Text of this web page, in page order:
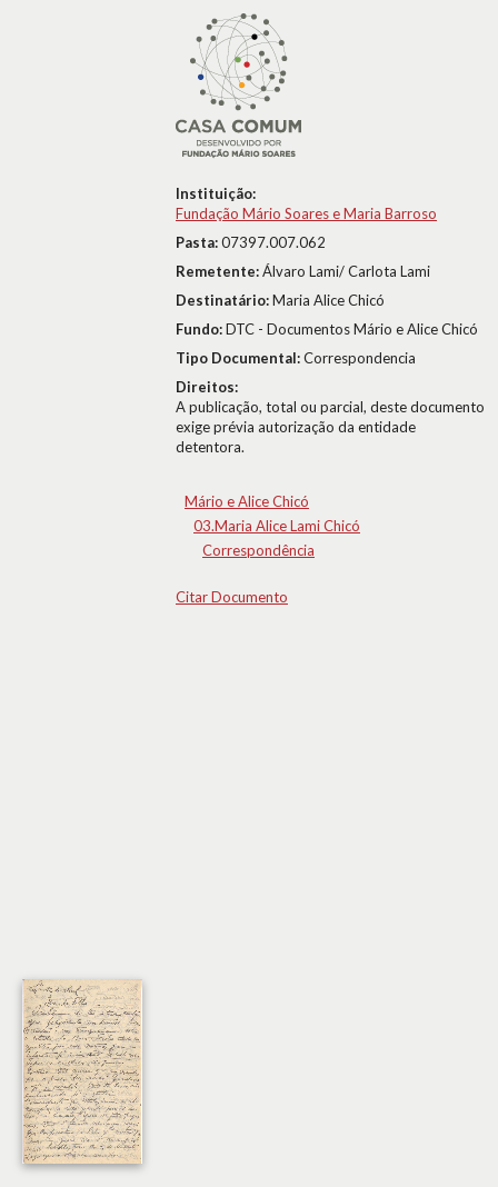
Instituição:
Fundação Mário Soares e Maria Barroso
Pasta:07397.007.062
Remetente:Álvaro Lami/ Carlota Lami
Destinatário:Maria Alice Chicó
Fundo:DTC - Documentos Mário e Alice Chicó
Tipo Documental:Correspondencia
Direitos:
A publicação, total ou parcial, deste documento
exige prévia autorização da entidade
detentora.
Mário e Alice Chicó
03.Maria Alice Lami Chicó
Correspondência
Citar Documento